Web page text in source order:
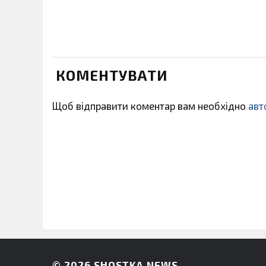
КОМЕНТУВАТИ
Щоб відправити коментар вам необхідно